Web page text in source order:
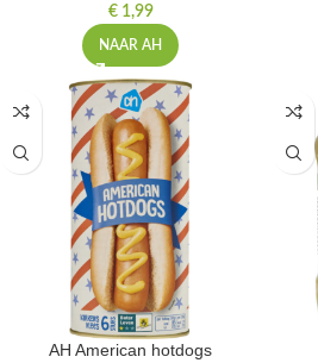
€1,99
NAAR AH
AH American hotdogs